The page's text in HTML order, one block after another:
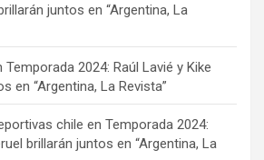
juntos en “Argentina, La
Temporada 2024: Raúl Lavié y Kike
en “Argentina, La Revista”
chile en Temporada 2024:
brillarán juntos en “Argentina, La